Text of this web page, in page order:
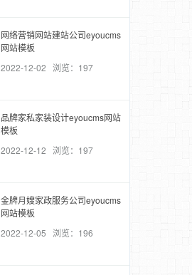
网络营销网站建站公司eyoucms
网站模板
2022-12-02 浏览：197
品牌家私家装设计eyoucms网站
模板
2022-12-12 浏览：197
金牌月嫂家政服务公司eyoucms
网站模板
2022-12-05 浏览：196